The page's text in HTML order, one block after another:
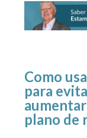
Como
para
plano de